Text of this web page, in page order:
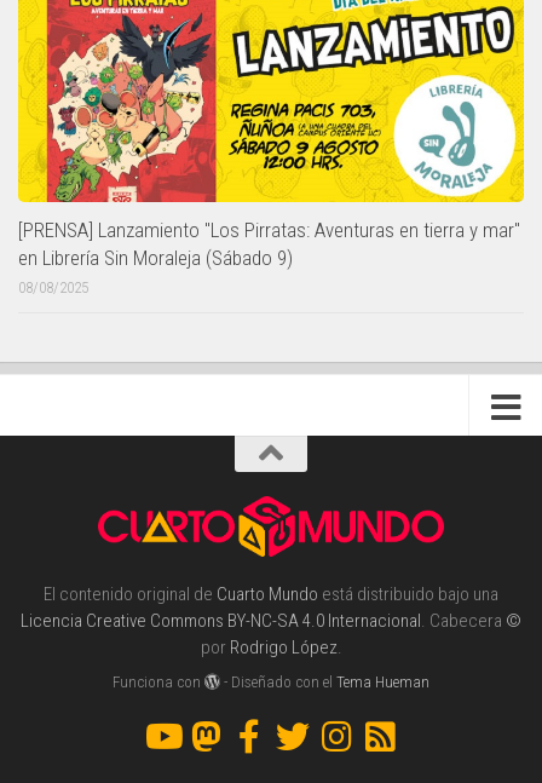
[PRENSA] Lanzamiento "Los Pirratas: Aventuras en tierra y mar"
en Librería Sin Moraleja (Sábado 9)
08/08/2025
El contenido original de Cuarto Mundo está distribuido bajo una
Licencia Creative Commons BY-NC-SA 4.0 Internacional. Cabecera ©
por Rodrigo López.
Funciona con - Diseñado con elTema Hueman